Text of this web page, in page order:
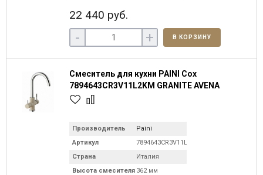
22 440 руб.
- + В КОРЗИНУ
Смеситель для кухни PAINI Cox
7894643CR3V11L2KM GRANITE AVENA
Производитель
Paini
Артикул
7894643CR3V11L2KM
Страна
Италия
Высота смесителя 362 мм